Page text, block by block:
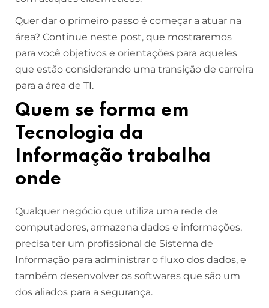
Quer dar o primeiro passo é começar a atuar na
área? Continue neste post, que mostraremos
para você objetivos e orientações para aqueles
que estão considerando uma transição de carreira
para a área de TI.
Quem se forma em
Tecnologia da
Informação trabalha
onde
Qualquer negócio que utiliza uma rede de
computadores, armazena dados e informações,
precisa ter um profissional de Sistema de
Informação para administrar o fluxo dos dados, e
também desenvolver os softwares que são um
dos aliados para a segurança.